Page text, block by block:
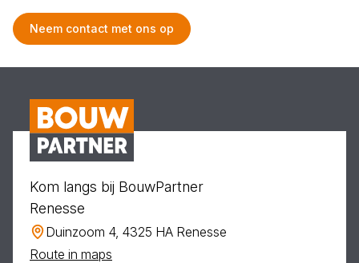
Neem contact met ons op
Kom langs bij BouwPartner
Renesse
Duinzoom 4, 4325 HA Renesse
Route in maps